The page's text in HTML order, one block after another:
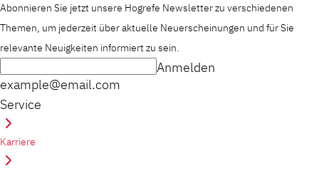
Abonnieren Sie jetzt unsere Hogrefe Newsletter zu verschiedenen
Themen, um jederzeit über aktuelle Neuerscheinungen und für Sie
relevante Neuigkeiten informiert zu sein.
example@email.com
Anmelden
Service
Karriere